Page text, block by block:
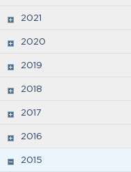
2021
2020
2019
2018
2017
2016
2015